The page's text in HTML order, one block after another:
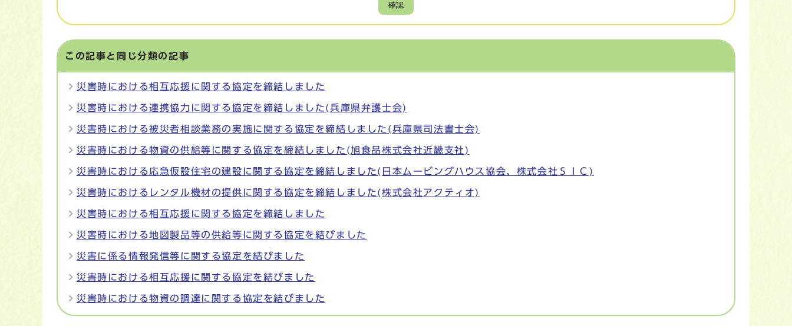
確認
この記事と同じ分類の記事
災害時における相互応援に関する協定を締結しました
災害時における連携協力に関する協定を締結しました(兵庫県弁護士会)
災害時における被災者相談業務の実施に関する協定を締結しました(兵庫県司法書士会)
災害時における物資の供給等に関する協定を締結しました(旭食品株式会社近畿支社)
災害時における応急仮設住宅の建設に関する協定を締結しました(日本ムービングハウス協会、株式会社ＳＩＣ)
災害時におけるレンタル機材の提供に関する協定を締結しました(株式会社アクティオ)
災害時における相互応援に関する協定を締結しました
災害時における地図製品等の供給等に関する協定を結びました
災害に係る情報発信等に関する協定を結びました
災害時における相互応援に関する協定を結びました
災害時における物資の調達に関する協定を結びました